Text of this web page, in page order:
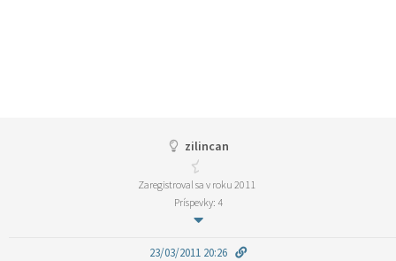
zilincan
Zaregistroval sa v roku 2011
Príspevky: 4
23/03/2011 20:26